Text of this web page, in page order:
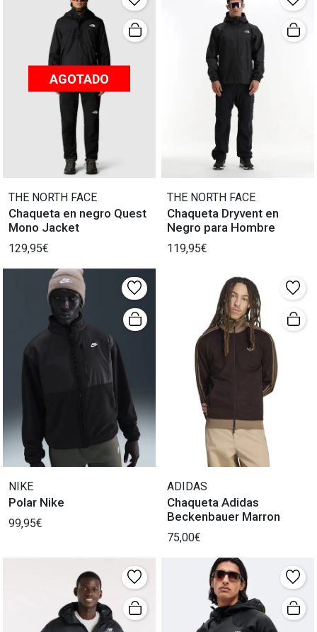
AGOTADO
THE NORTH FACE
Chaqueta en negro Quest
Mono Jacket
129,95€
THE NORTH FACE
Chaqueta Dryvent en
Negro para Hombre
119,95€
NIKE
Polar Nike
99,95€
ADIDAS
Chaqueta Adidas
Beckenbauer Marron
75,00€